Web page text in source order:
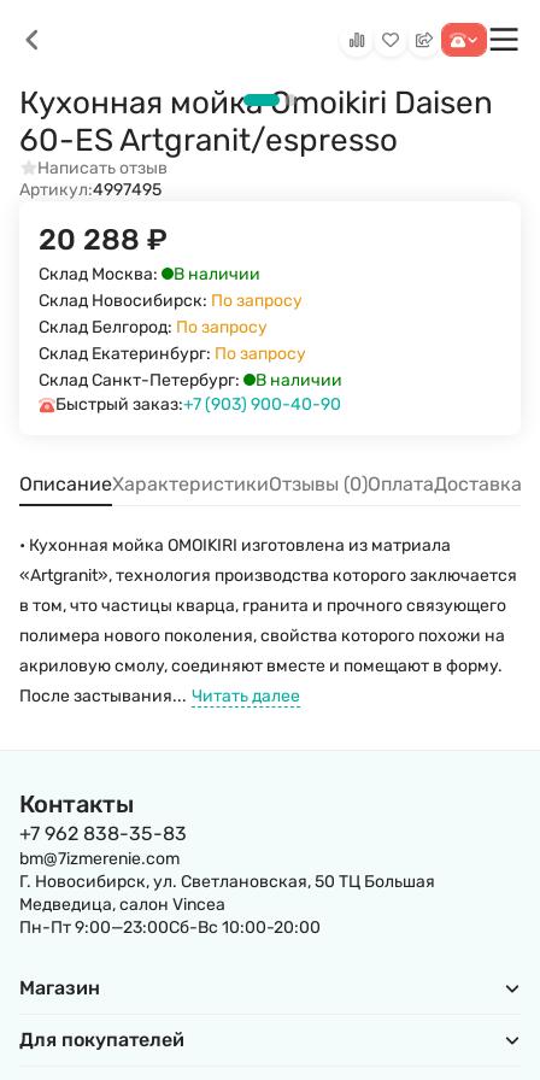
Кухонная мойка Omoikiri Daisen
60-ES Artgranit/espresso
Написать отзыв
Артикул:4997495
20 288 ₽
Склад Москва:
В наличии
Склад Новосибирск: По запросу
Склад Белгород: По запросу
Склад Екатеринбург: По запросу
Склад Санкт-Петербург:
В наличии
Быстрый заказ:+7 (903) 900-40-90
ОписаниеХарактеристикиОтзывы (0)ОплатаДоставка
• Кухонная мойка OMOIKIRI изготовлена из матриала
«Artgranit», технология производства которого заключается
в том, что частицы кварца, гранита и прочного связующего
полимера нового поколения, свойства которого похожи на
акриловую смолу, соединяют вместе и помещают в форму.
После застывания... Читать далее
Контакты
+7 962 838-35-83
bm@7izmerenie.com
Г. Новосибирск, ул. Светлановская, 50 ТЦ Большая
Медведица, салон Vincea
Пн-Пт 9:00—23:00Сб-Вс 10:00-20:00
Магазин
Для покупателей